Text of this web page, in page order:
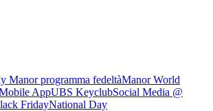
Manor programma fedeltàManor World
AppUBS KeyclubSocial Media @
FridayNational Day